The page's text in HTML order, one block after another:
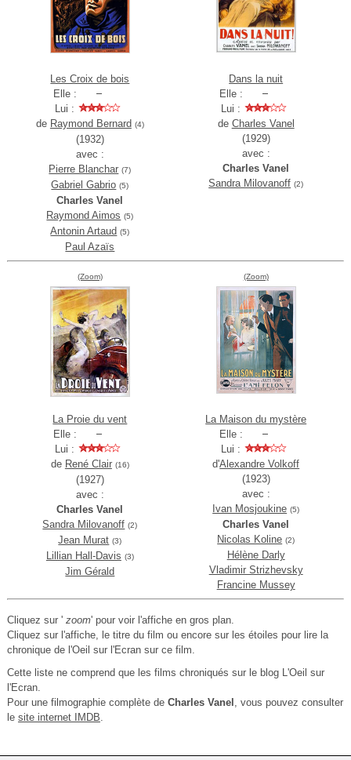
Les Croix de bois
Elle :
Lui :
de Raymond Bernard (4)
(1932)
avec :
Pierre Blanchar (7)
Gabriel Gabrio (5)
Charles Vanel
Raymond Aimos (5)
Antonin Artaud (5)
Paul Azaïs
Dans la nuit
Elle :
Lui :
de Charles Vanel
(1929)
avec :
Charles Vanel
Sandra Milovanoff (2)
(Zoom)
La Proie du vent
Elle :
Lui :
de René Clair (16)
(1927)
avec :
Charles Vanel
Sandra Milovanoff (2)
Jean Murat (3)
Lillian Hall-Davis (3)
Jim Gérald
(Zoom)
La Maison du mystère
Elle :
Lui :
d'Alexandre Volkoff
(1923)
avec :
Ivan Mosjoukine (5)
Charles Vanel
Nicolas Koline (2)
Hélène Darly
Vladimir Strizhevsky
Francine Mussey
Cliquez sur ' zoom' pour voir l'affiche en gros plan.
Cliquez sur l'affiche, le titre du film ou encore sur les étoiles pour lire la
chronique de l'Oeil sur l'Ecran sur ce film.
Cette liste ne comprend que les films chroniqués sur le blog L'Oeil sur
l'Ecran.
Pour une filmographie complète de Charles Vanel , vous pouvez consulter
le site internet IMDB.